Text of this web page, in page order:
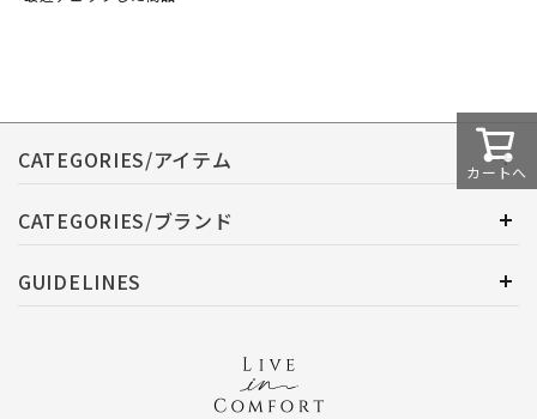
カートへ
CATEGORIES/アイテム
CATEGORIES/ブランド
GUIDELINES